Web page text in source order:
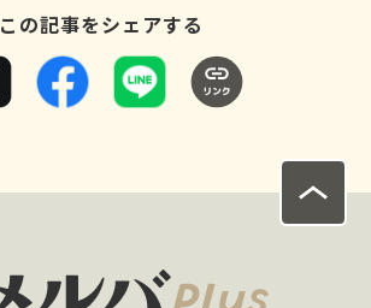
この記事をシェアする